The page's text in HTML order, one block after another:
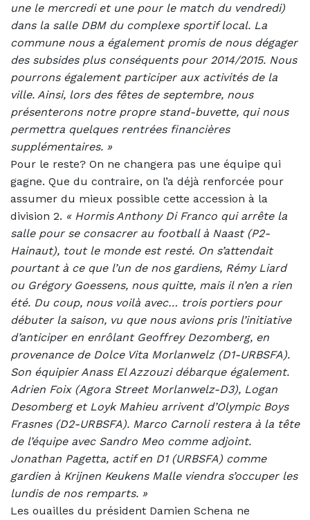
une le mercredi et une pour le match du vendredi)
dans la salle DBM du complexe sportif local. La
commune nous a également promis de nous dégager
des subsides plus conséquents pour 2014/2015. Nous
pourrons également participer aux activités de la
ville. Ainsi, lors des fêtes de septembre, nous
présenterons notre propre stand-buvette, qui nous
permettra quelques rentrées financières
supplémentaires. »
Pour le reste? On ne changera pas une équipe qui
gagne. Que du contraire, on l’a déjà renforcée pour
assumer du mieux possible cette accession à la
division 2. « Hormis Anthony Di Franco qui arrête la
salle pour se consacrer au football à Naast (P2-
Hainaut), tout le monde est resté. On s’attendait
pourtant à ce que l’un de nos gardiens, Rémy Liard
ou Grégory Goessens, nous quitte, mais il n’en a rien
été. Du coup, nous voilà avec… trois portiers pour
débuter la saison, vu que nous avions pris l’initiative
d’anticiper en enrôlant Geoffrey Dezomberg, en
provenance de Dolce Vita Morlanwelz (D1-URBSFA).
Son équipier Anass El Azzouzi débarque également.
Adrien Foix (Agora Street Morlanwelz-D3), Logan
Desomberg et Loyk Mahieu arrivent d’Olympic Boys
Frasnes (D2-URBSFA). Marco Carnoli restera à la tête
de l’équipe avec Sandro Meo comme adjoint.
Jonathan Pagetta, actif en D1 (URBSFA) comme
gardien à Krijnen Keukens Malle viendra s’occuper les
lundis de nos remparts. »
Les ouailles du président Damien Schena ne